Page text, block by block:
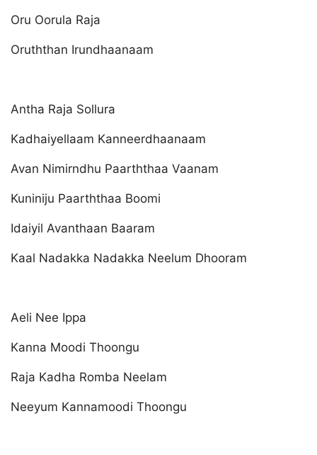
Oru Oorula Raja
Oruththan Irundhaanaam
Antha Raja Sollura
Kadhaiyellaam Kanneerdhaanaam
Avan Nimirndhu Paarththaa Vaanam
Kuniniju Paarththaa Boomi
Idaiyil Avanthaan Baaram
Kaal Nadakka Nadakka Neelum Dhooram
Aeli Nee Ippa
Kanna Moodi Thoongu
Raja Kadha Romba Neelam
Neeyum Kannamoodi Thoongu